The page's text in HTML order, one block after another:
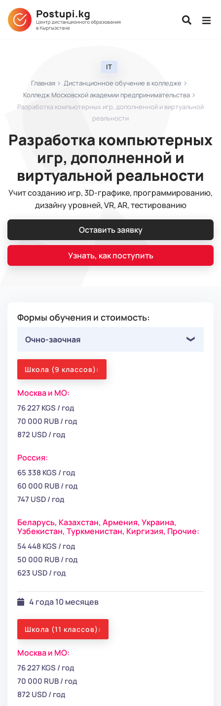
IT
Главная
Дистанционное обучение в колледже
Колледж Московской академии предпринимательства
Разработка компьютерных игр, дополненной и виртуальной
реальности
Разработка компьютерных
игр, дополненной и
виртуальной реальности
Учит созданию игр, 3D-графике, программированию,
дизайну уровней, VR, AR, тестированию
Оставить заявку
Узнать, как поступить
Формы обучения и стоимость:
Очно-заочная
Школа (9 классов):
Москва и МО:
76 227 KGS / год
70 000 RUB / год
872 USD / год
Россия:
65 338 KGS / год
60 000 RUB / год
747 USD / год
Беларусь, Казахстан, Армения, Украина,
Узбекистан, Туркменистан, Киргизия, Прочие:
54 448 KGS / год
50 000 RUB / год
623 USD / год
4 года 10 месяцев
Школа (11 классов):
Москва и МО:
76 227 KGS / год
70 000 RUB / год
872 USD / год